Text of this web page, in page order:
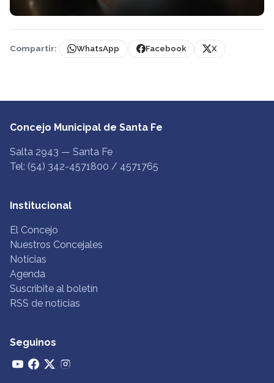
Compartir: WhatsApp Facebook X
Concejo Municipal de Santa Fe
Salta 2943 — Santa Fe
Tel: (54) 342-4571800 / 4571765
Institucional
El Concejo
Nuestros Concejales
Noticias
Agenda
Suscribite al boletín
RSS de noticias
Seguinos